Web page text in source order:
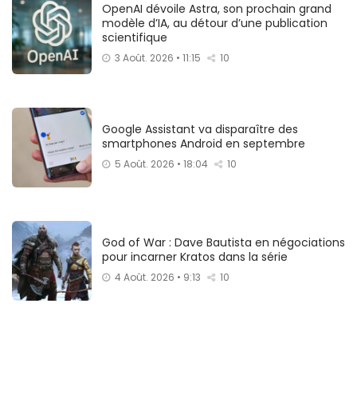
OpenAI dévoile Astra, son prochain grand
modèle d’IA, au détour d’une publication
scientifique
3 Août. 2026 • 11:15 10
Google Assistant va disparaître des
smartphones Android en septembre
5 Août. 2026 • 18:04 10
God of War : Dave Bautista en négociations
pour incarner Kratos dans la série
4 Août. 2026 • 9:13 10